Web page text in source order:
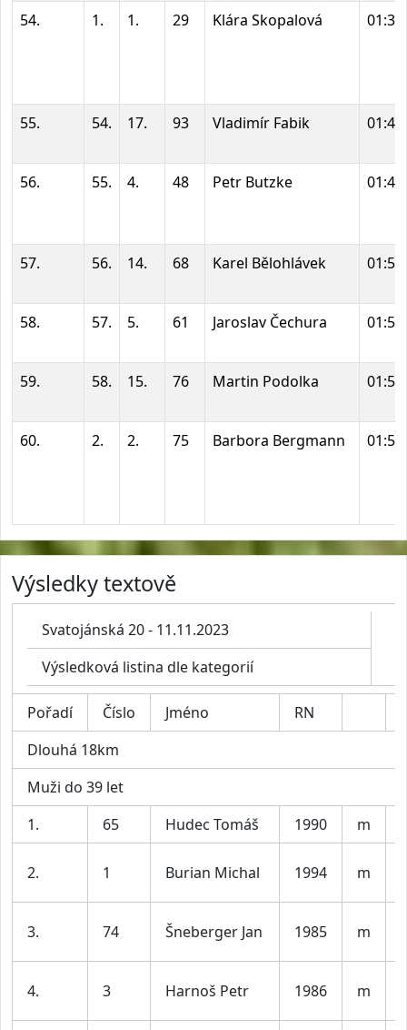
54. 1. 1. 29 Klára Skopalová
55. 54. 17. 93 Vladimír Fabik
56. 55. 4. 48 Petr Butzke
57. 56. 14. 68 Karel Bělohlávek
58. 57. 5. 61 Jaroslav Čechura
59. 58. 15. 76 Martin Podolka
60. 2. 2. 75 Barbora Bergmann
Výsledky textově
Svatojánská 20 - 11.11.2023
Výsledková listina dle kategorií
Pořadí Číslo Jméno RN
Dlouhá 18km
Muži do 39 let
1.
65 Hudec Tomáš 1990 m
2. 1 Burian Michal 1994 m
3. 74 Šneberger Jan 1985 m
4. 3 Harnoš Petr 1986 m